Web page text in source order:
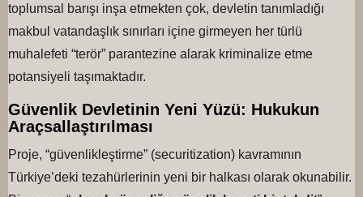
toplumsal barışı inşa etmekten çok, devletin tanımladığı
makbul vatandaşlık sınırları içine girmeyen her türlü
muhalefeti “terör” parantezine alarak kriminalize etme
potansiyeli taşımaktadır.
Güvenlik Devletinin Yeni Yüzü: Hukukun
Araçsallaştırılması
Proje, “güvenlikleştirme” (securitization) kavramının
Türkiye’deki tezahürlerinin yeni bir halkası olarak okunabilir.